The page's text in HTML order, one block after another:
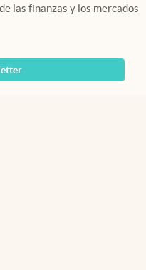
las finanzas y los mercados